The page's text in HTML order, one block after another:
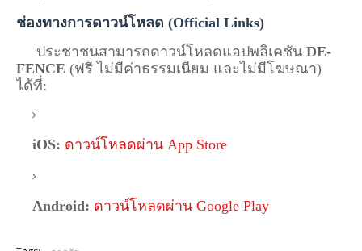
ช่องทางการดาวน์โหลด (Official Links)
ประชาชนสามารถดาวน์โหลดแอปพลิเคชัน DE-
FENCE (ฟรี ไม่มีค่าธรรมเนียม และไม่มีโฆษณา)
ได้ที่:
iOS: ดาวน์โหลดผ่าน App Store
Android: ดาวน์โหลดผ่าน Google Play